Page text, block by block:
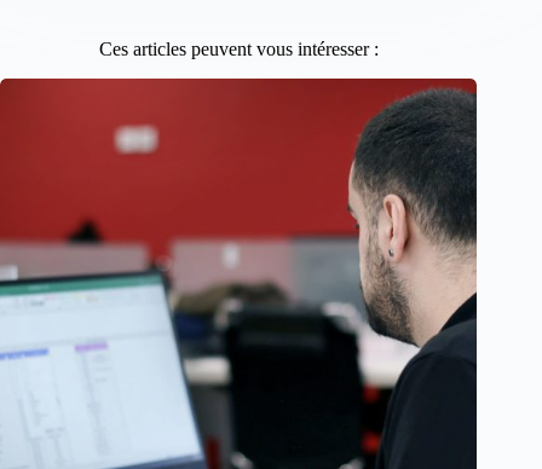
Ces articles peuvent vous intéresser :